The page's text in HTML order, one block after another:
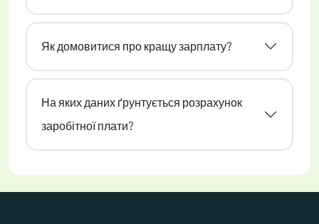
Як домовитися про кращу зарплату?
На яких даних ґрунтується розрахунок
заробітної плати?